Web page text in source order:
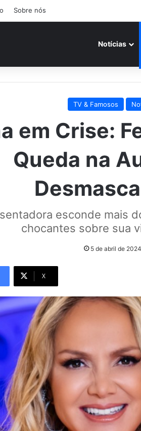
Sobre nós
Notícias
TV & Famosos
em Crise:
Queda na
esconde mais
chocantes sobre sua
5 de abril de 2024
X